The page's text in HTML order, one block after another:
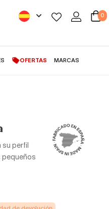
0
OFERTAS MARCAS
perfil
pequeños